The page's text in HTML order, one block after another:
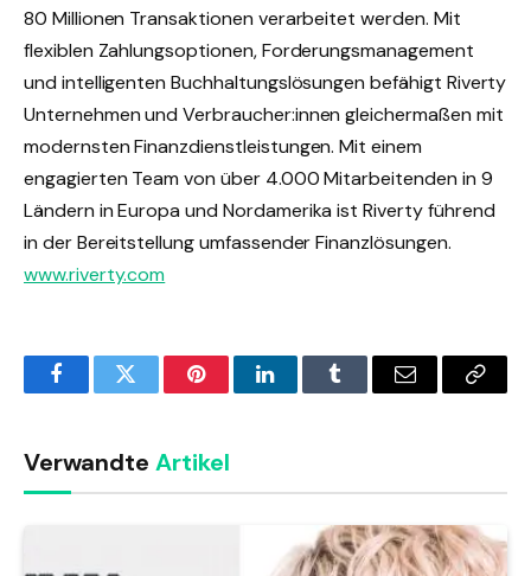
80 Millionen Transaktionen verarbeitet werden. Mit
flexiblen Zahlungsoptionen, Forderungsmanagement
und intelligenten Buchhaltungslösungen befähigt Riverty
Unternehmen und Verbraucher:innen gleichermaßen mit
modernsten Finanzdienstleistungen. Mit einem
engagierten Team von über 4.000 Mitarbeitenden in 9
Ländern in Europa und Nordamerika ist Riverty führend
in der Bereitstellung umfassender Finanzlösungen.
www.riverty.com
FacebookTwitter PinterestLinkedInTumblr Email
Copy
Verwandte Artikel